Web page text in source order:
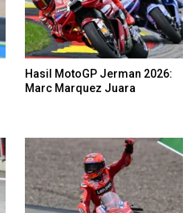
Hasil MotoGP Jerman 2026:
Marc Marquez Juara